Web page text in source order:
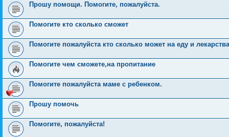
Прошу помощи. Помогите, пожалуйста.
Помогите кто сколько сможет
Помогите пожалуйста кто сколько может на еду и лекарства
Помогите чем сможете,на пропитание
Помогите пожалуйста маме с ребенком.
Прошу помочь
Помогите, пожалуйста!